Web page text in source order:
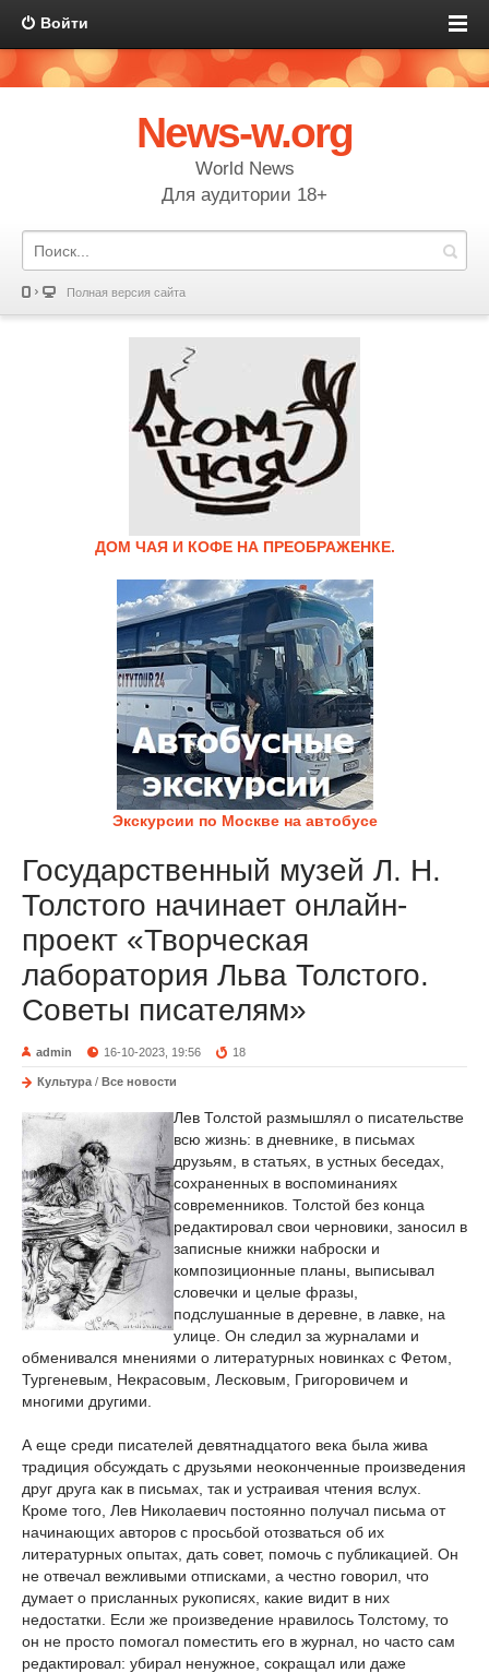
Войти
News-w.org
World News
Для аудитории 18+
Полная версия сайта
ДОМ ЧАЯ И КОФЕ НА ПРЕОБРАЖЕНКЕ.
Экскурсии по Москве на автобусе
Государственный музей Л. Н.
Толстого начинает онлайн-
проект «Творческая
лаборатория Льва Толстого.
Советы писателям»
admin 16-10-2023, 19:56 18
Культура / Все новости
Лев Толстой размышлял о писательстве
всю жизнь: в дневнике, в письмах
друзьям, в статьях, в устных беседах,
сохраненных в воспоминаниях
современников. Толстой без конца
редактировал свои черновики, заносил в
записные книжки наброски и
композиционные планы, выписывал
словечки и целые фразы,
подслушанные в деревне, в лавке, на
улице. Он следил за журналами и
обменивался мнениями о литературных новинках с Фетом,
Тургеневым, Некрасовым, Лесковым, Григоровичем и
многими другими.
А еще среди писателей девятнадцатого века была жива
традиция обсуждать с друзьями неоконченные произведения
друг друга как в письмах, так и устраивая чтения вслух.
Кроме того, Лев Николаевич постоянно получал письма от
начинающих авторов с просьбой отозваться об их
литературных опытах, дать совет, помочь с публикацией. Он
не отвечал вежливыми отписками, а честно говорил, что
думает о присланных рукописях, какие видит в них
недостатки. Если же произведение нравилось Толстому, то
он не просто помогал поместить его в журнал, но часто сам
редактировал: убирал ненужное, сокращал или даже